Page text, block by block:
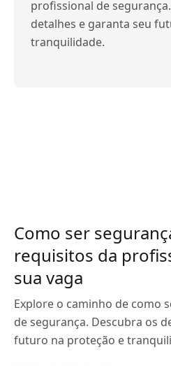
profissional de
detalhes e garanta seu
tranquilidade.
Como ser
requisitos da
sua vaga
Explore o caminho de como
de segurança. Descubra os
futuro na proteção e